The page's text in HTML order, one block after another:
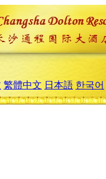
繁體中文 日本語 한국어